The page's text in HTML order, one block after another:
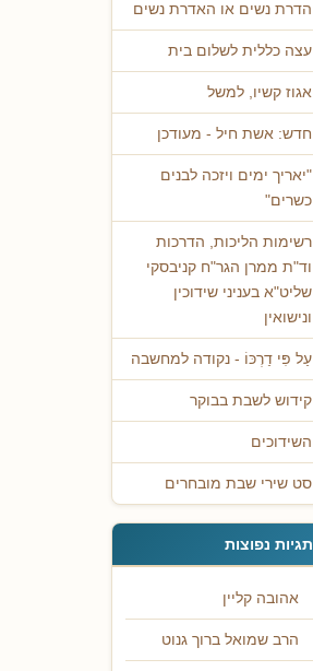
הדרת נשים או האדרת נשים
עצה כללית לשלום בית
אגוז קשיו, למשל
חדש: אשת חיל - מעודכן
"יאריך ימים ויזכה לבנים
כשרים"
רשימות הליכות, הדרכות
וד"ת ממרן הגר"ח קניבסקי
שליט"א בעניני שידוכין
ונישואין
עַל פִּי דַרְכּוֹ - נקודה למחשבה
קידוש לשבת בבוקר
השידוכים
סט שירי שבת מובחרים
תגיות נפוצות
אהובה קליין
הרב שמואל ברוך גנוט